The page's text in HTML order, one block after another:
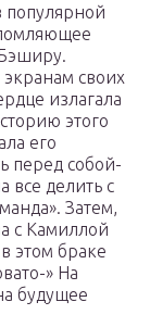
популярной
своих
излагала
этого
его
перед собой-
все делить с
Затем,
с Камиллой
этом браке
» На
будущее